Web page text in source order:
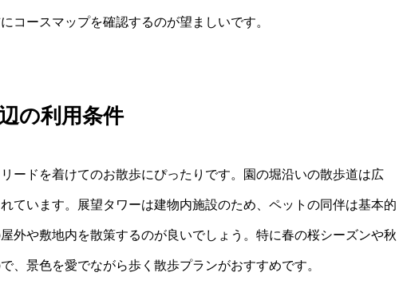
コースマップを確認するのが望ましいです。
の利用条件
ードを着けてのお散歩にぴったりです。園の堀沿いの散歩道は広
ています。展望タワーは建物内施設のため、ペットの同伴は基本的
外や敷地内を散策するのが良いでしょう。特に春の桜シーズンや秋
、景色を愛でながら歩く散歩プランがおすすめです。